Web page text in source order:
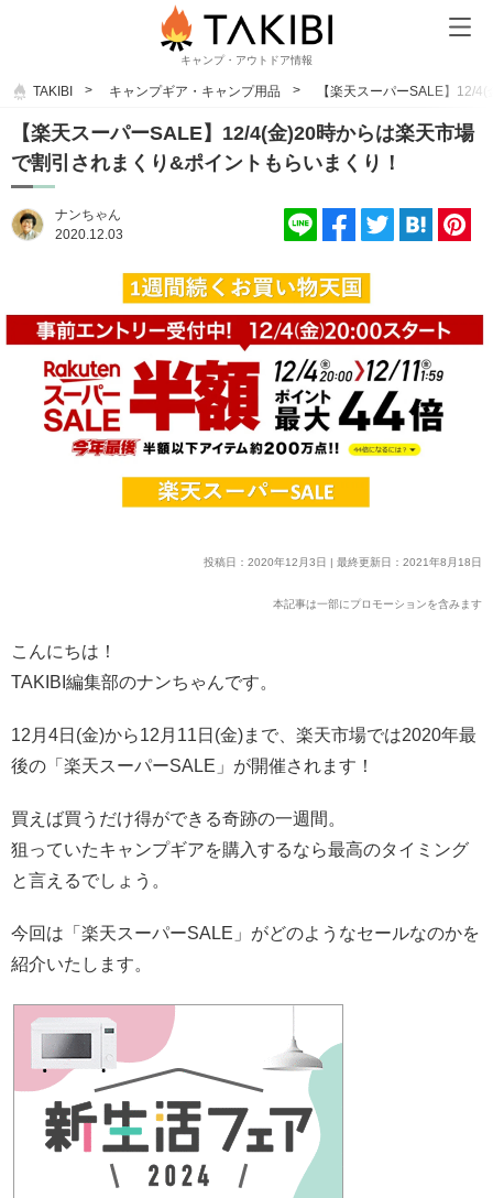
キャンプ・アウトドア情報
TAKIBI キャンプギア・キャンプ用品 【楽天スーパーSALE】12/
【楽天スーパーSALE】12/4(金)20時からは楽天市場
で割引されまくり&ポイントもらいまくり！
ナンちゃん
2020.12.03
投稿日：2020年12月3日 | 最終更新日：2021年8月18日
本記事は一部にプロモーションを含みます
こんにちは！
TAKIBI編集部のナンちゃんです。
12月4日(金)から12月11日(金)まで、楽天市場では2020年最
後の「楽天スーパーSALE」が開催されます！
買えば買うだけ得ができる奇跡の一週間。
狙っていたキャンプギアを購入するなら最高のタイミング
と言えるでしょう。
今回は「楽天スーパーSALE」がどのようなセールなのかを
紹介いたします。